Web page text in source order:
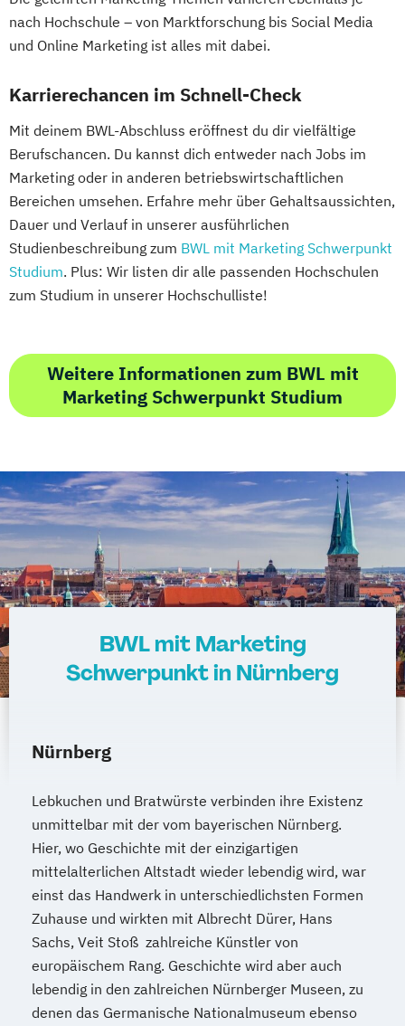
nach Hochschule – von Marktforschung bis Social Media
und Online Marketing ist alles mit dabei.
Karrierechancen im Schnell-Check
Mit deinem BWL-Abschluss eröffnest du dir vielfältige
Berufschancen. Du kannst dich entweder nach Jobs im
Marketing oder in anderen betriebswirtschaftlichen
Bereichen umsehen. Erfahre mehr über Gehaltsaussichten,
Dauer und Verlauf in unserer ausführlichen
Studienbeschreibung zum BWL mit Marketing Schwerpunkt
Studium. Plus: Wir listen dir alle passenden Hochschulen
zum Studium in unserer Hochschulliste!
Weitere Informationen zum BWL mit
Marketing Schwerpunkt Studium
BWL mit Marketing
Schwerpunkt in Nürnberg
Nürnberg
Lebkuchen und Bratwürste verbinden ihre Existenz
unmittelbar mit der vom bayerischen Nürnberg.
Hier, wo Geschichte mit der einzigartigen
mittelalterlichen Altstadt wieder lebendig wird, war
einst das Handwerk in unterschiedlichsten Formen
Zuhause und wirkten mit Albrecht Dürer, Hans
Sachs, Veit Stoß zahlreiche Künstler von
europäischem Rang. Geschichte wird aber auch
lebendig in den zahlreichen Nürnberger Museen, zu
denen das Germanische Nationalmuseum ebenso